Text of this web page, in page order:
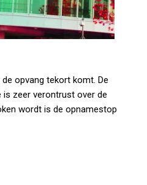
opvang tekort komt. De
is zeer verontrust over de
wordt is de opnamestop